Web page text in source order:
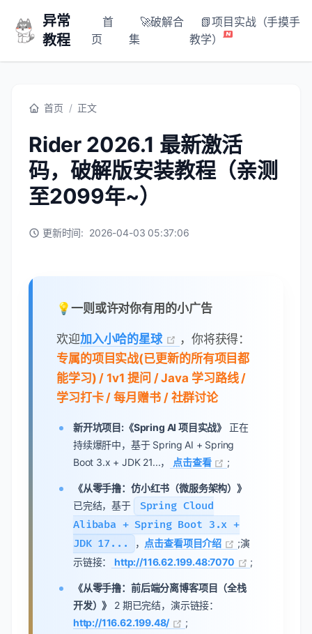
异常
教程
首
页
🚀破解合
集
📗项目实战（手摸手
教学）
首页 / 正文
Rider 2026.1 最新激活
码，破解版安装教程（亲测
至2099年~）
更新时间: 2026-04-03 05:37:06
💡一则或许对你有用的小广告
欢迎加入小哈的星球
，你将获得：
专属的项目实战(已更新的所有项目都
能学习) / 1v1 提问 / Java 学习路线 /
学习打卡 / 每月赠书 / 社群讨论
新开坑项目:《Spring AI 项目实战》
正在
持续爆肝中，基于 Spring AI + Spring
Boot 3.x + JDK 21...，
点击查看 ;
《从零手撸：仿小红书（微服务架构）》
已完结，基于
Spring Cloud
Alibaba + Spring Boot 3.x +
JDK 17...
， 点击查看项目介绍
;演
示链接：
http://116.62.199.48:7070 ;
《从零手撸：前后端分离博客项目（全栈
开发）》
2 期已完结，演示链接：
http://116.62.199.48/
;